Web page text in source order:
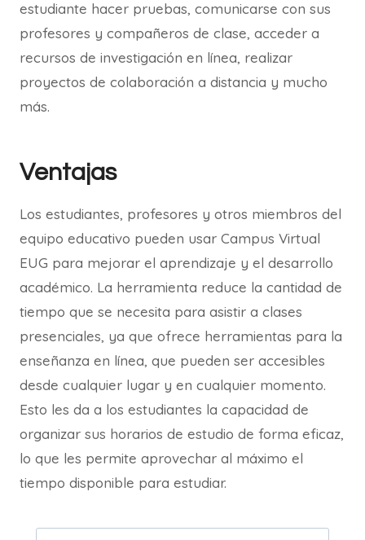
estudiante hacer pruebas, comunicarse con sus
profesores y compañeros de clase, acceder a
recursos de investigación en línea, realizar
proyectos de colaboración a distancia y mucho
más.
Ventajas
Los estudiantes, profesores y otros miembros del
equipo educativo pueden usar Campus Virtual
EUG para mejorar el aprendizaje y el desarrollo
académico. La herramienta reduce la cantidad de
tiempo que se necesita para asistir a clases
presenciales, ya que ofrece herramientas para la
enseñanza en línea, que pueden ser accesibles
desde cualquier lugar y en cualquier momento.
Esto les da a los estudiantes la capacidad de
organizar sus horarios de estudio de forma eficaz,
lo que les permite aprovechar al máximo el
tiempo disponible para estudiar.